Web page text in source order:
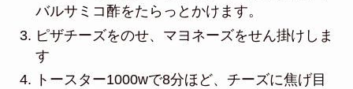
バルサミコ酢をたらっとかけます。
ピザチーズをのせ、マヨネーズをせん掛けしま
す
トースター1000wで8分ほど、チーズに焦げ目